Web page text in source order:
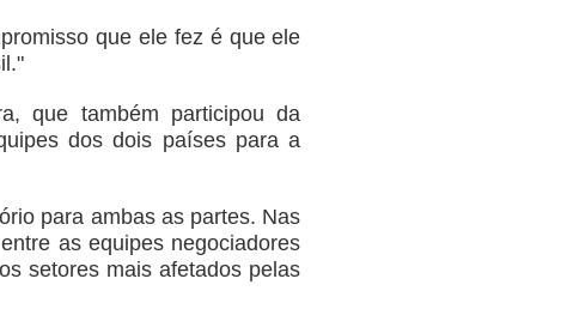
que ele fez é que ele
que também participou da
dos dois países para a
para ambas as partes. Nas
as equipes negociadores
setores mais afetados pelas